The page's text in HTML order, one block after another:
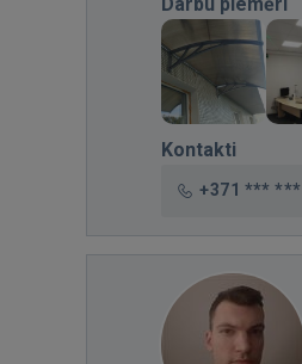
Kontakti
+371 *** ***